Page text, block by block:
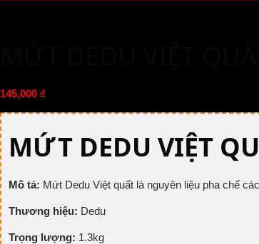
145,000 ₫
MỨT DEDU VIỆT
Mô tả: Mứt Dedu Việt quất là nguyên liệu pha chế
Thương hiệu: Dedu
Trọng lượng: 1.3kg